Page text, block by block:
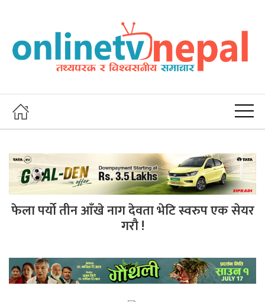
फेला पर्यो तीन आँखे नाग देवता भेटि स्वरुप एक सेयर
गरौ !